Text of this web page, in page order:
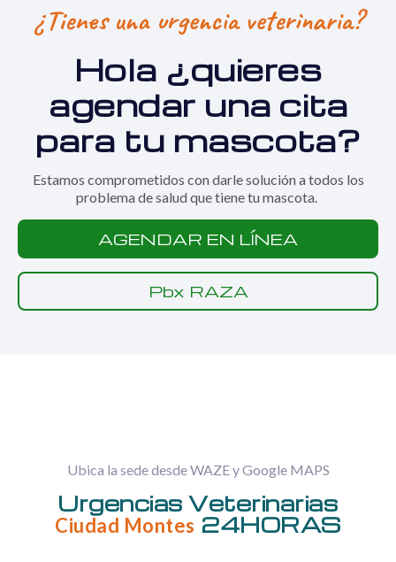
¿Tienes una urgencia veterinaria?
Hola ¿quieres
agendar una cita
para tu mascota?
Estamos comprometidos con darle solución a todos los
problema de salud que tiene tu mascota.
AGENDAR EN LÍNEA
Pbx RAZA
Ubica la sede desde WAZE y Google MAPS
Urgencias Veterinarias
Ciudad Montes 24HORAS